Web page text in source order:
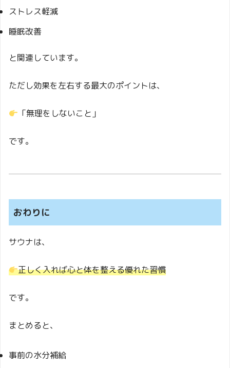
ストレス軽減
睡眠改善
と関連しています。
ただし効果を左右する最大のポイントは、
「無理をしないこと」
です。
おわりに
サウナは、
正しく入れば心と体を整える優れた習慣
です。
まとめると、
事前の水分補給